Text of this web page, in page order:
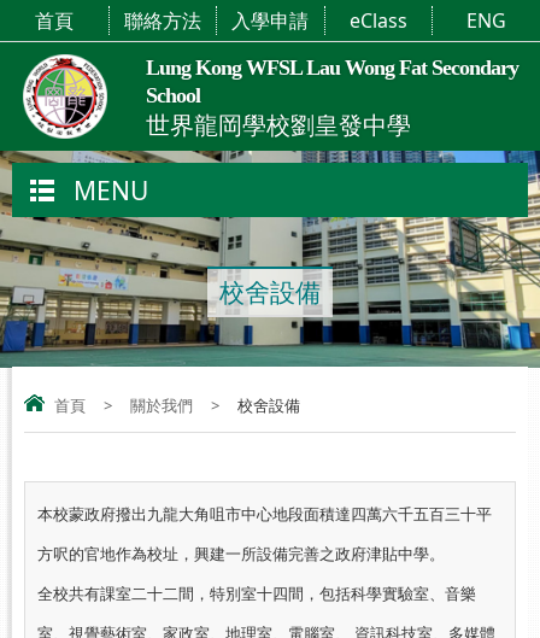
Lung Kong WFSL Lau Wong Fat Secondary
School
世界龍岡學校劉皇發中學
首頁 聯絡方法 入學申請 eClass ENG
MENU
校舍設備
首頁 > 關於我們 > 校舍設備
本校蒙政府撥出九龍大角咀市中心地段面積達四萬六千五百三十平
方呎的官地作為校址，興建一所設備完善之政府津貼中學。
全校共有課室二十二間，特別室十四間，包括科學實驗室、音樂
室、視覺藝術室、家政室、地理室、電腦室、 資訊科技室、多媒體